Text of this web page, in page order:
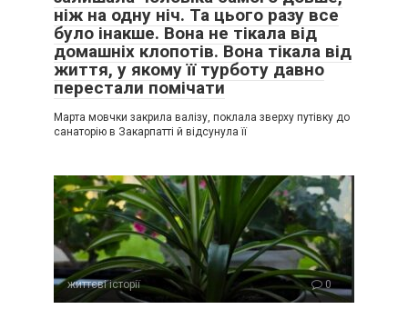
ніж на одну ніч. Та цього разу все
було інакше. Вона не тікала від
домашніх клопотів. Вона тікала від
життя, у якому її турботу давно
перестали помічати
Марта мовчки закрила валізу, поклала зверху путівку до
санаторію в Закарпатті й відсунула її
життєві історії 0